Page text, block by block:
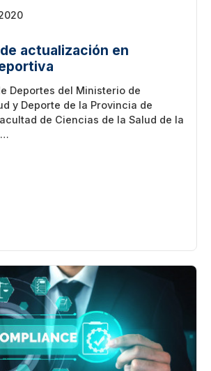
actualización en
Deportes del Ministerio de
y Deporte de la Provincia de
de Ciencias de la Salud de la